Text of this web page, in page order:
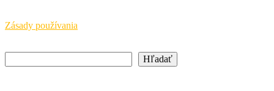
Zásady používania
Hľadať